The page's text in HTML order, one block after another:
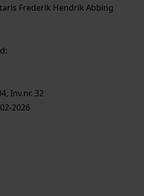
Frederik Hendrik Abbing
Inv.nr. 32
2026